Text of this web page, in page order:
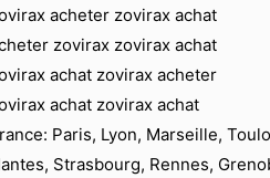
acheter zovirax achat
zovirax zovirax achat
achat zovirax acheter
achat zovirax achat
Paris, Lyon, Marseille,
Strasbourg, Rennes,